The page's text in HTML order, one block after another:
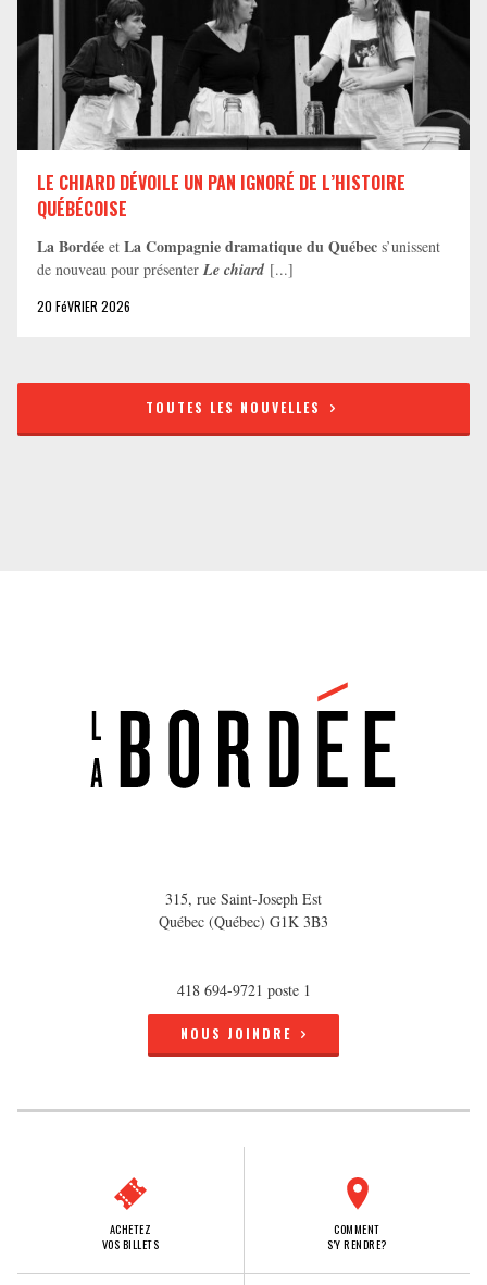
LE CHIARD DÉVOILE UN PAN IGNORÉ DE L’HISTOIRE
QUÉBÉCOISE
La Bordée et La Compagnie dramatique du Québec s’unissent
de nouveau pour présenter Le chiard [...]
20 FéVRIER 2026
TOUTES LES NOUVELLES
315, rue Saint-Joseph Est
Québec (Québec) G1K 3B3
418 694-9721 poste 1
NOUS JOINDRE
ACHETEZ
VOS BILLETS
COMMENT
S'Y RENDRE?